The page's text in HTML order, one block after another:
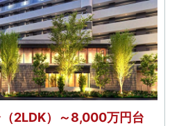
2LDK）～8,000万円台